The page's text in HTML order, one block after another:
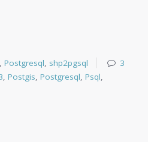
,Postgresql, shp2pgsql
3
,Postgis,Postgresql,Psql,